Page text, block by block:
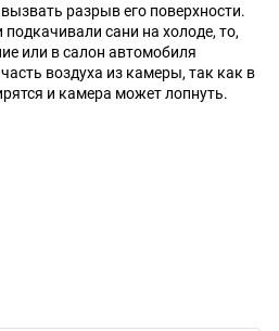
разрыв его поверхности.
сани на холоде, то,
или в салон автомобиля
воздуха из камеры, так как в
и камера может лопнуть.